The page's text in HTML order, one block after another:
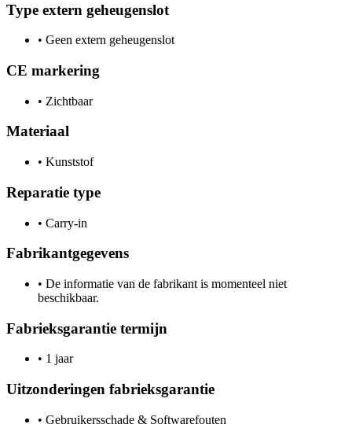
Type extern geheugenslot
• Geen extern geheugenslot
CE markering
• Zichtbaar
Materiaal
• Kunststof
Reparatie type
• Carry-in
Fabrikantgegevens
• De informatie van de fabrikant is momenteel niet
beschikbaar.
Fabrieksgarantie termijn
• 1 jaar
Uitzonderingen fabrieksgarantie
• Gebruikersschade & Softwarefouten